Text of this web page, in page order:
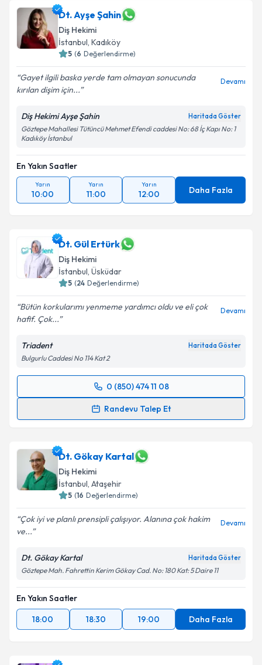
Dt. Ayşe Şahin
Diş Hekimi
İstanbul, Kadıköy
5 (6 Değerlendirme)
Gayet ilgili baska yerde tam olmayan sonucunda
kırılan dişim için...
Devamı
Diş Hekimi Ayşe Şahin Haritada Göster
Göztepe Mahallesi Tütüncü Mehmet Efendi caddesi No: 68 İç Kapı No: 1
Kadıköy İstanbul
En Yakın Saatler
Yarın
10:00
Yarın
11:00
Yarın
12:00 Daha Fazla
Dt. Gül Ertürk
Diş Hekimi
İstanbul, Üsküdar
5 (24 Değerlendirme)
Bütün korkularımı yenmeme yardımcı oldu ve eli çok
hafif. Çok...
Devamı
Triadent Haritada Göster
Bulgurlu Caddesi No 114 Kat 2
0 (850) 474 11 08
Randevu Talep Et
Randevu Takvimi Talebi
hazırlandığında e-posta ile bilgilendireceğiz.
E-posta Adresiniz
kapsamda işlenmesini kabul ediyorum.
Dt. Gökay Kartal
Diş Hekimi
İstanbul, Ataşehir
5 (16 Değerlendirme)
Çok iyi ve planlı prensipli çalışıyor. Alanına çok hakim
ve...
Devamı
Dt. Gökay Kartal Haritada Göster
Göztepe Mah. Fahrettin Kerim Gökay Cad. No: 180 Kat: 5 Daire 11
En Yakın Saatler
18:00
18:30 19:00 Daha Fazla